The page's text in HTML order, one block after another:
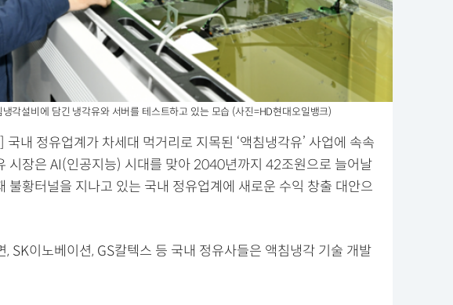
각설비에 담긴 냉각유와 서버를 테스트하고 있는 모습 (사진=HD현대오일뱅크)
국내 정유업계가 차세대 먹거리로 지목된 ‘액침냉각유’ 사업에 속속
시장은 AI(인공지능) 시대를 맞아 2040년까지 42조원으로 늘어날
불황터널을 지나고 있는 국내 정유업계에 새로운 수익 창출 대안으
SK이노베이션, GS칼텍스 등 국내 정유사들은 액침냉각 기술 개발